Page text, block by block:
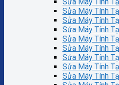
Sửa Máy Tính
Sửa Máy Tính
Sửa Máy Tính
Sửa Máy Tính
Sửa Máy Tính
Sửa Máy Tính
Sửa Máy Tính
Sửa Máy Tính